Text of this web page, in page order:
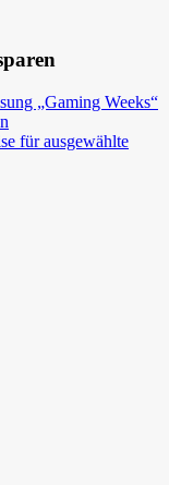
„Gaming Weeks“
für ausgewählte